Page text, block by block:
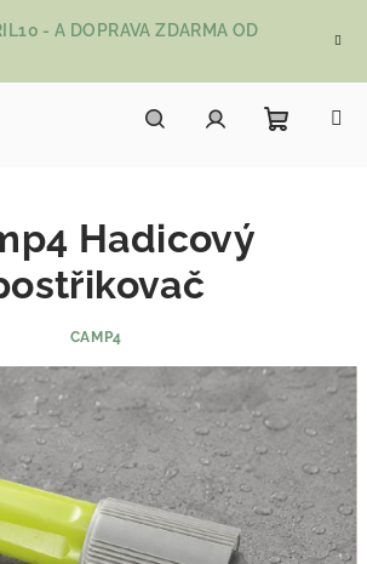
- A DOPRAVA ZDARMA OD
Hadicový
CAMP4